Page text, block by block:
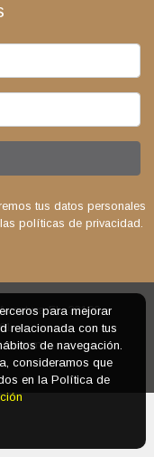
tus datos personales
políticas de privacidad.
FL. 33180
para mejorar
relacionada con tus
de navegación.
consideramos que
en la Política de